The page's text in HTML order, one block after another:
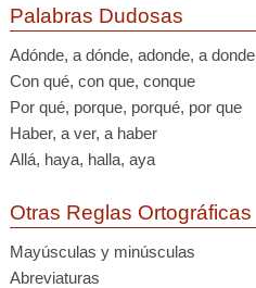
Palabras Dudosas
Adónde, a dónde, adonde, a donde
Con qué, con que, conque
Por qué, porque, porqué, por que
Haber, a ver, a haber
Allá, haya, halla, aya
Otras Reglas Ortográficas
Mayúsculas y minúsculas
Abreviaturas